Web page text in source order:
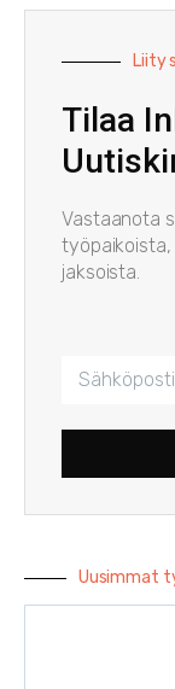
Liity
Tilaa
Vastaanota
jaksoista.
Uusimmat